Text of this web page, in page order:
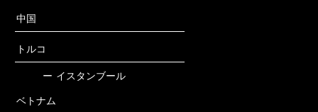
中国
トルコ
ー イスタンブール
ベトナム